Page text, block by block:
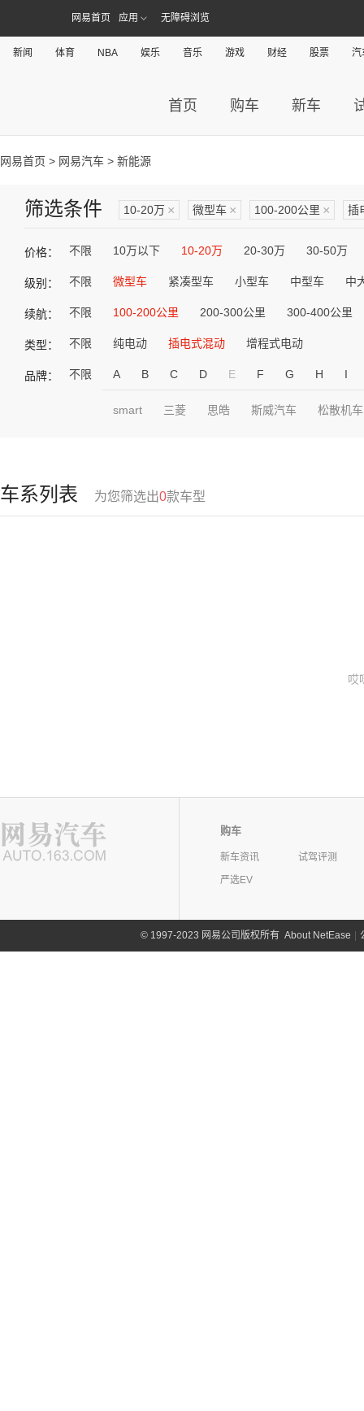
网易首页 应用 无障碍浏览
新闻 体育 NBA 娱乐 音乐 游戏 财经 股票 汽
首页 购车 新车
网易首页 > 网易汽车 > 新能源
筛选条件 10-20万 × 微型车 × 100-200公里 × 插
价格： 不限 10万以下 10-20万 20-30万 30-50万
级别： 不限 微型车 紧凑型车 小型车 中型车 中
续航： 不限 100-200公里 200-300公里 300-400公里
类型： 不限 纯电动 插电式混动 增程式电动
品牌： 不限 A B C D E F G H I
smart 三菱 思皓 斯威汽车 松散机车
车系列表 为您筛选出0款车型
哎
购车
新车资讯
试驾评测
严选EV
©1997-2023 网易公司版权所有 About NetEase